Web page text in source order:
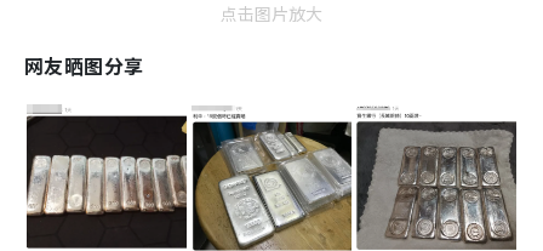
点击图片放大
网友晒图分享